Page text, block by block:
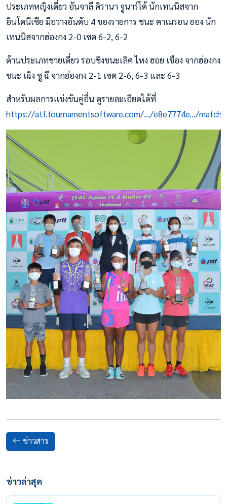
ประเภทหญิงเดี่ยว อันจาลี คิรานา จูนาร์โต้ นักเทนนิสจาก
อินโดนีเซีย มือวางอันดับ 4 ของรายการ ชนะ คาเมรอน ยอง นัก
เทนนิสจากฮ่องกง 2-0 เซต 6-2, 6-2
ด้านประเภทชายเดี่ยว รอบชิงชนะเลิศ ไหง ฮอย เชือง จากฮ่องกง
ชนะ เฉิง ซู ฉี จากฮ่องกง 2-1 เซต 2-6, 6-3 และ 6-3
สำหรับผลการแข่งขันคู่อื่น ดูรายละเอียดได้ที่
https://atf.tournamentsoftware.com/.../e8e7774e.../
ข่าวสาร
ข่าวล่าสุด